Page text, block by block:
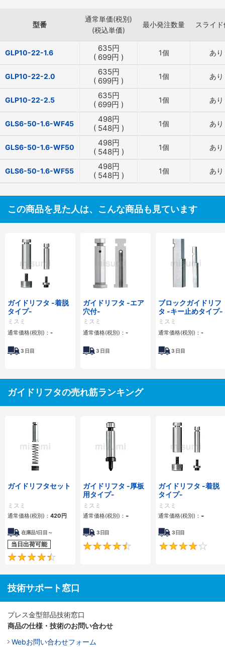
型番
通常単価(税別)
(税込単価)
最小発注数量 スライ
GLP10-22-1.6 635円
( 699円 ) 1個 あり
GLP10-22-2.0 635円
( 699円 ) 1個 あり
GLP10-22-2.5 635円
( 699円 ) 1個 あり
GLS6-50-1.6-WF45 498円
( 548円 ) 1個 あり
GLS6-50-1.6-WF50 498円
( 548円 ) 1個 あり
GLS6-50-1.6-WF55 498円
( 548円 ) 1個 あり
この商品を見た人は、こんな商品も見ています
ガイドリフタ -着脱
タイプ-
ミスミ
通常価格(税別)： -
3 日目
ガイドリフタ -エア
穴付-
ミスミ
通常価格(税別)： -
3 日目
ブロックガイドリフ
タ -キー止めタイプ-
ミスミ
通常価格(税別)： -
3 日目
ガイドリフタの売れ筋ランキング
ガイドリフタセット
ミスミ
通常価格(税別)： 420 円
在庫品1日目～
当日出荷可能
ガイドリフタ -厚板
用タイプ-
ミスミ
通常価格(税別)： -
3日目
4.5
ガイドリフタ -着脱
タイプ-
ミスミ
通常価格(税別)： -
3日目
技術サポート窓口
プレス金型部品技術窓口
商品の仕様・技術のお問い合わせ
Webお問い合わせフォーム